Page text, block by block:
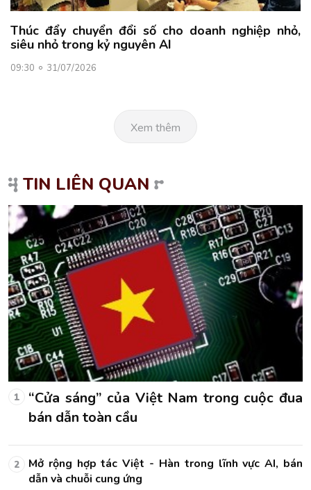
Thúc đẩy chuyển đổi số cho doanh nghiệp nhỏ,
siêu nhỏ trong kỷ nguyên AI
09:30 31/07/2026
Xem thêm
TIN LIÊN QUAN
1
“Cửa sáng” của Việt Nam trong cuộc đua
bán dẫn toàn cầu
2
Mở rộng hợp tác Việt - Hàn trong lĩnh vực AI, bán
dẫn và chuỗi cung ứng